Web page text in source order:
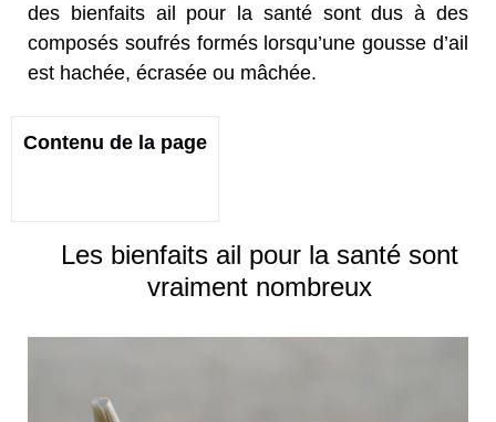
des bienfaits ail pour la santé sont dus à des
composés soufrés formés lorsqu’une gousse d’ail
est hachée, écrasée ou mâchée.
Contenu de la page
Les bienfaits ail pour la santé sont
vraiment nombreux